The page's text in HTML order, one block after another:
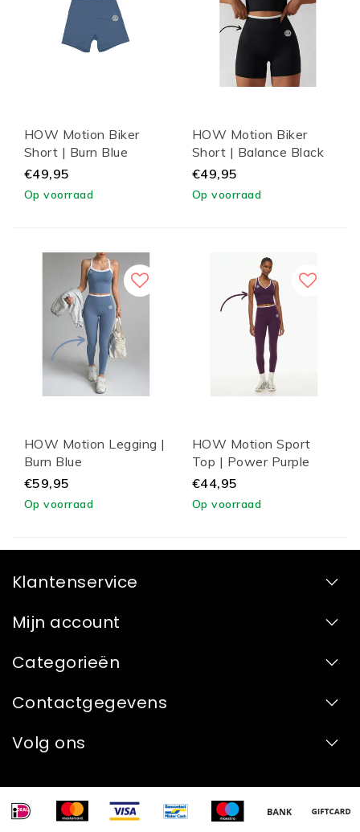
HOW Motion Biker
Short | Burn Blue
€49,95
Op voorraad
HOW Motion Biker
Short | Balance Black
€49,95
Op voorraad
HOW Motion Legging |
Burn Blue
€59,95
Op voorraad
HOW Motion Sport
Top | Power Purple
€44,95
Op voorraad
Klantenservice
Mijn account
Categorieën
Contactgegevens
Volg ons